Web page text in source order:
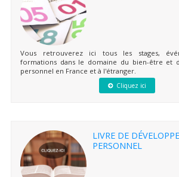
Vous retrouverez ici tous les stages,
formations dans le domaine du bien-être et
personnel en France et à l'étranger.
Cliquez ici
LIVRE DE
PERSONNEL